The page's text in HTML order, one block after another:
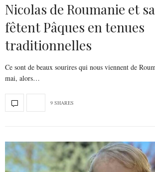
Nicolas de Roumanie et
fêtent Pâques en tenues
traditionnelles
Ce sont de beaux sourires qui nous viennent de
mai, alors…
9 SHARES